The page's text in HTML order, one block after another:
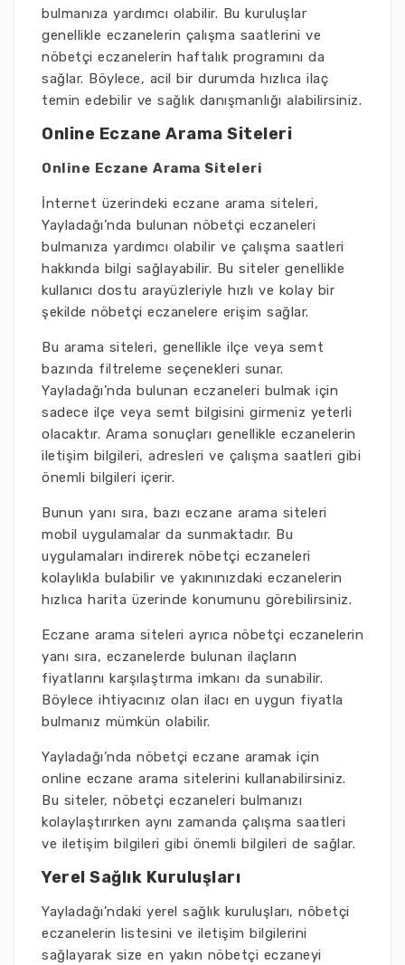
bulmanıza yardımcı olabilir. Bu kuruluşlar
genellikle eczanelerin çalışma saatlerini ve
nöbetçi eczanelerin haftalık programını da
sağlar. Böylece, acil bir durumda hızlıca ilaç
temin edebilir ve sağlık danışmanlığı alabilirsiniz.
Online Eczane Arama Siteleri
Online Eczane Arama Siteleri
İnternet üzerindeki eczane arama siteleri,
Yayladağı’nda bulunan nöbetçi eczaneleri
bulmanıza yardımcı olabilir ve çalışma saatleri
hakkında bilgi sağlayabilir. Bu siteler genellikle
kullanıcı dostu arayüzleriyle hızlı ve kolay bir
şekilde nöbetçi eczanelere erişim sağlar.
Bu arama siteleri, genellikle ilçe veya semt
bazında filtreleme seçenekleri sunar.
Yayladağı’nda bulunan eczaneleri bulmak için
sadece ilçe veya semt bilgisini girmeniz yeterli
olacaktır. Arama sonuçları genellikle eczanelerin
iletişim bilgileri, adresleri ve çalışma saatleri gibi
önemli bilgileri içerir.
Bunun yanı sıra, bazı eczane arama siteleri
mobil uygulamalar da sunmaktadır. Bu
uygulamaları indirerek nöbetçi eczaneleri
kolaylıkla bulabilir ve yakınınızdaki eczanelerin
hızlıca harita üzerinde konumunu görebilirsiniz.
Eczane arama siteleri ayrıca nöbetçi eczanelerin
yanı sıra, eczanelerde bulunan ilaçların
fiyatlarını karşılaştırma imkanı da sunabilir.
Böylece ihtiyacınız olan ilacı en uygun fiyatla
bulmanız mümkün olabilir.
Yayladağı’nda nöbetçi eczane aramak için
online eczane arama sitelerini kullanabilirsiniz.
Bu siteler, nöbetçi eczaneleri bulmanızı
kolaylaştırırken aynı zamanda çalışma saatleri
ve iletişim bilgileri gibi önemli bilgileri de sağlar.
Yerel Sağlık Kuruluşları
Yayladağı’ndaki yerel sağlık kuruluşları, nöbetçi
eczanelerin listesini ve iletişim bilgilerini
sağlayarak size en yakın nöbetçi eczaneyi